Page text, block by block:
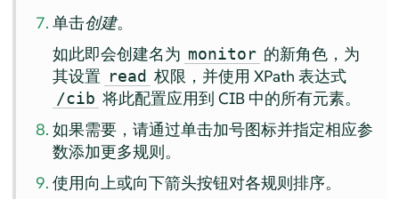
单击创建。
如此即会创建名为 monitor 的新角色，为
其设置 read 权限，并使用 XPath 表达式
/cib 将此配置应用到 CIB 中的所有元素。
如果需要，请通过单击加号图标并指定相应参
数添加更多规则。
使用向上或向下箭头按钮对各规则排序。